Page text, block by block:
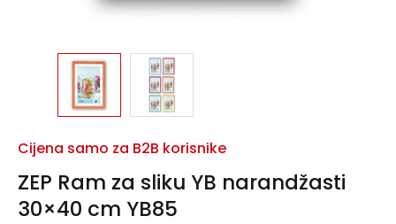
ZEP Ram za sliku YB narandžasti
30×40 cm YB85
Cijena samo za B2B korisnike